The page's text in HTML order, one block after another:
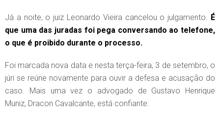
Já a noite, o juiz Leonardo Vieira cancelou o julgamento. É
que uma das juradas foi pega conversando ao telefone,
o que é proibido durante o processo.
Foi marcada nova data e nesta terça-feira, 3 de setembro, o
júri se reúne novamente para ouvir a defesa e acusação do
caso. Mais uma vez o advogado de Gustavo Henrique
Muniz, Dracon Cavalcante, está confiante: